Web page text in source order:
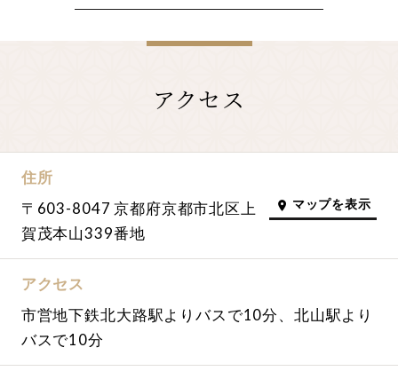
先輩カップル実例
アクセス
住所
マップを表示
〒603-8047 京都府京都市北区上
賀茂本山339番地
アクセス
市営地下鉄北大路駅よりバスで10分、北山駅より
バスで10分